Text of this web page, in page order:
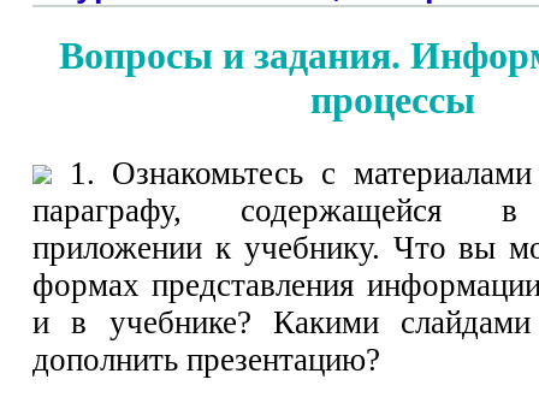
Вопросы и задания.
процессы
1. Ознакомьтесь с
параграфу, содержащейся в
приложении к учебнику. Что вы
формах представления
и в учебнике? Какими
дополнить презентацию?